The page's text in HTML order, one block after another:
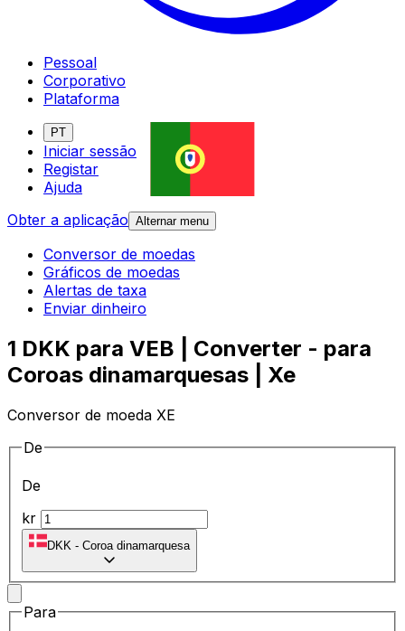
Pessoal
Corporativo
Plataforma
PT
Iniciar sessão
Registar
Ajuda
Obter a aplicação Alternar menu
Conversor de moedas
Gráficos de moedas
Alertas de taxa
Enviar dinheiro
1 DKK para VEB | Converter - para
Coroas dinamarquesas | Xe
Conversor de moeda XE
De
De
kr
DKK - Coroa dinamarquesa
Para